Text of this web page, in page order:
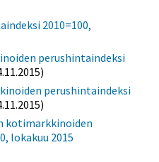
2010=100,
perushintaindeksi
perushintaindeksi
kotimarkkinoiden
lokakuu 2015